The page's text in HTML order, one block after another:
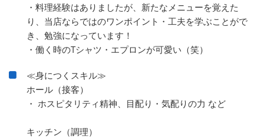
・料理経験はありましたが、新たなメニューを覚えた
り、当店ならではのワンポイント・工夫を学ぶことがで
き、勉強になっています！
・働く時のTシャツ・エプロンが可愛い（笑）
≪身につくスキル≫
ホール（接客）
・ ホスピタリティ精神、目配り・気配りの力 など
キッチン（調理）